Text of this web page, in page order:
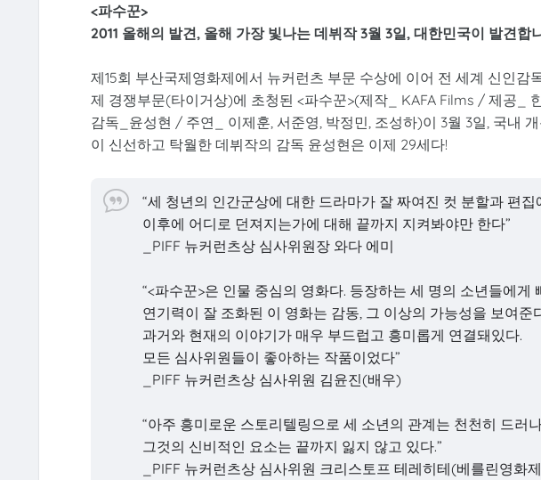
<파수꾼>
2011 올해의 발견, 올해 가장 빛나는 데뷔작 3월 3일, 대한민국이 발견합
제15회 부산국제영화제에서 뉴커런츠 부문 수상에 이어 전 세계 신인
제 경쟁부문(타이거상)에 초청된 <파수꾼>(제작_ KAFA Films / 제공_
감독_윤성현 / 주연_ 이제훈, 서준영, 박정민, 조성하)이 3월 3일, 국내
이 신선하고 탁월한 데뷔작의 감독 윤성현은 이제 29세다!
“세 청년의 인간군상에 대한 드라마가 잘 짜여진 컷 분할과 편
이후에 어디로 던져지는가에 대해 끝까지 지켜봐야만 한다”
_PIFF 뉴커런츠상 심사위원장 와다 에미
“<파수꾼>은 인물 중심의 영화다. 등장하는 세 명의 소년들에
연기력이 잘 조화된 이 영화는 감동, 그 이상의 가능성을 보여준
과거와 현재의 이야기가 매우 부드럽고 흥미롭게 연결돼있다.
모든 심사위원들이 좋아하는 작품이었다”
_PIFF 뉴커런츠상 심사위원 김윤진(배우)
“아주 흥미로운 스토리텔링으로 세 소년의 관계는 천천히 드러
그것의 신비적인 요소는 끝까지 잃지 않고 있다.”
_PIFF 뉴커런츠상 심사위원 크리스토프 테레히테(베를린영화